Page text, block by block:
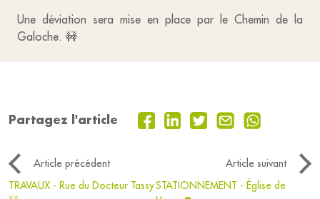
Une déviation sera mise en place par le Chemin de la
Galoche. 🚧
Partagez l'article
Article précédent
Article suivant
TRAVAUX - Rue du Docteur TassySTATIONNEMENT - Église de